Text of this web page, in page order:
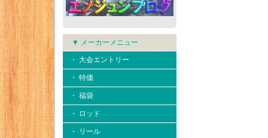
▼ メーカーメニュー
・ 大会エントリー
・ 特価
・ 福袋
・ ロッド
・ リール